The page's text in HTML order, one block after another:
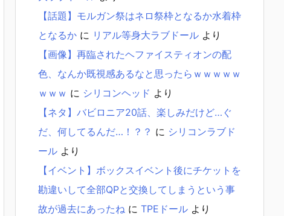
【話題】モルガン祭はネロ祭枠となるか水着枠
となるか に リアル等身大ラブドール より
【画像】再臨されたヘファイスティオンの配
色、なんか既視感あるなと思ったらｗｗｗｗｗ
ｗｗｗ に シリコンヘッド より
【ネタ】バビロニア20話、楽しみだけど…ぐ
だ、何してるんだ…！？？ に シリコンラブド
ール より
【イベント】ボックスイベント後にチケットを
勘違いして全部QPと交換してしまうという事
故が過去にあったね に TPEドール より